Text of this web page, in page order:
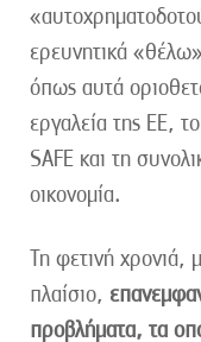
ερευνητικά
όπως αυτά
εργαλεία της ΕΕ,
SAFE και τη
οικονομία.
Τη φετινή χρονιά,
πλαίσιο,
προβλήματα, τα